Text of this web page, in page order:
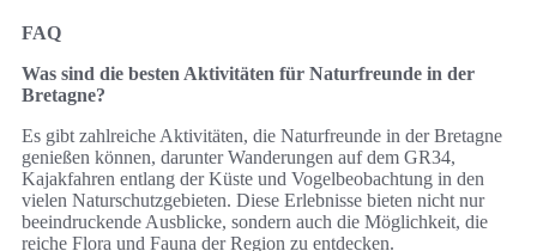
FAQ
Was sind die besten Aktivitäten für Naturfreunde in der
Bretagne?
Es gibt zahlreiche Aktivitäten, die Naturfreunde in der Bretagne
genießen können, darunter Wanderungen auf dem GR34,
Kajakfahren entlang der Küste und Vogelbeobachtung in den
vielen Naturschutzgebieten. Diese Erlebnisse bieten nicht nur
beeindruckende Ausblicke, sondern auch die Möglichkeit, die
reiche Flora und Fauna der Region zu entdecken.